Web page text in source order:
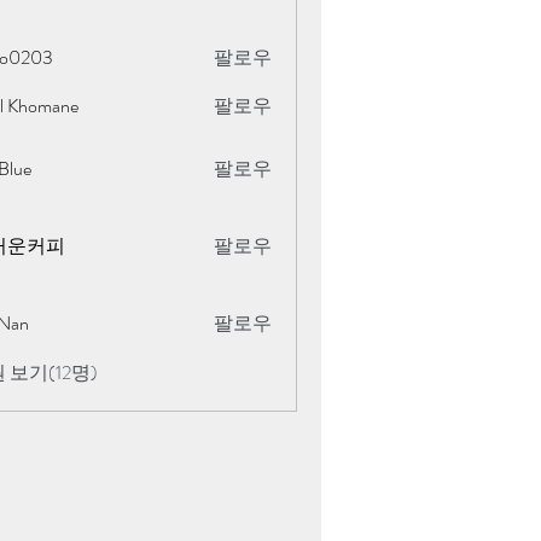
팔로우
Khomane 팔로우
팔로우
운커피 팔로우
팔로우
보기(12명)